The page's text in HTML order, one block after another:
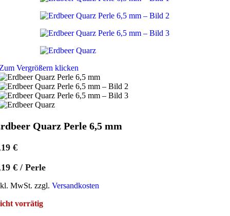
Vergrößern klicken
Quarz Perle 6,5 mm
€
€ / Perle
MwSt. zzgl. Versandkosten
vorrätig